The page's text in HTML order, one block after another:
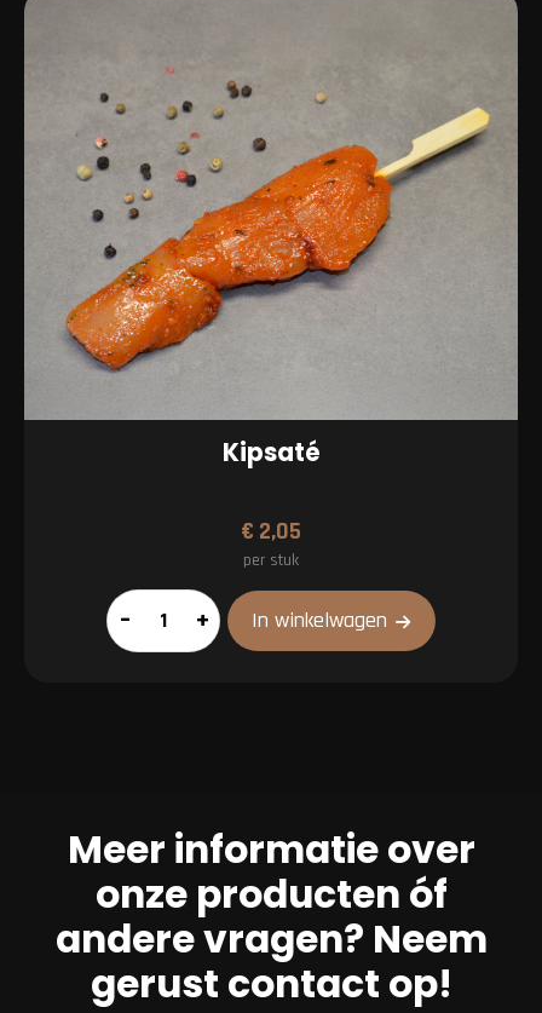
Kipsaté
€ 2,05
per stuk
Kipsaté
aantal
– + In winkelwagen
Meer informatie over
onze producten óf
andere vragen? Neem
gerust contact op!